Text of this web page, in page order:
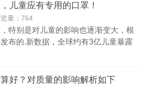
儿童应有专用的口罩！
量：764
特别是对儿童的影响也逐渐变大，根
布的.新数据，全球约有3亿儿童暴露
好？对质量的影响解析如下